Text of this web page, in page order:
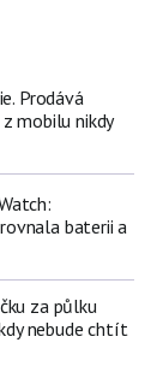
Prodává
mobilu nikdy
baterii a
za půlku
nebude chtít